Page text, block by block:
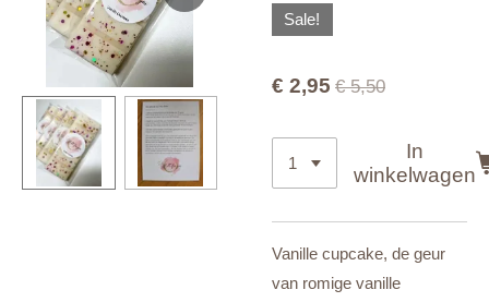
Sale!
€ 2,95 € 5,50
In
winkelwagen
Vanille cupcake, de geur
van romige vanille